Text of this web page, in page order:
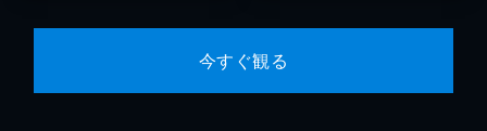
今すぐ観る